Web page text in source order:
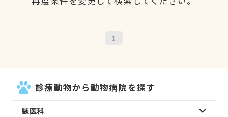
1
診療動物から動物病院を探す
獣医科